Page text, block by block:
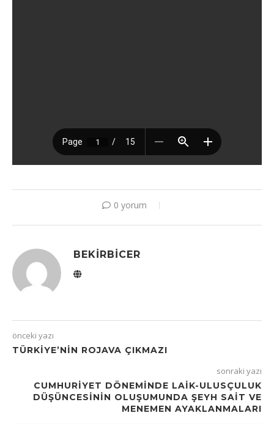
0 yorum
BEKIRBICER
önceki yazı
TÜRKIYE’NIN ROJAVA ÇIKMAZI
sonraki yazı
CUMHURIYET DÖNEMINDE LAIK-ULUSÇULUK
DÜŞÜNCESININ OLUŞUMUNDA ŞEYH SAIT VE
MENEMEN AYAKLANMALARI